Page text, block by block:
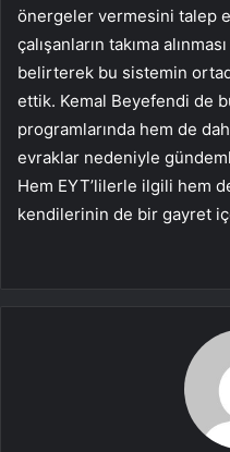
önergeler vermesini talep
çalışanların takıma
belirterek bu sistemin
ettik. Kemal Beyefendi de
programlarında hem de
evraklar nedeniyle
Hem EYT’lilerle ilgili hem
kendilerinin de bir gayret